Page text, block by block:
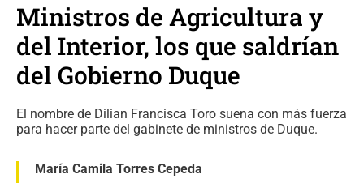
Ministros de Agricultura y
del Interior, los que saldrían
del Gobierno Duque
El nombre de Dilian Francisca Toro suena con más fuerza
para hacer parte del gabinete de ministros de Duque.
María Camila Torres Cepeda